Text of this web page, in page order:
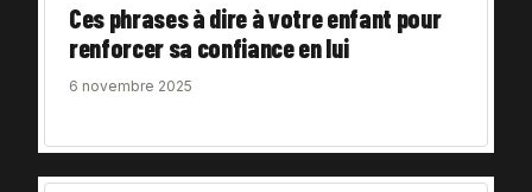
Ces phrases à dire à votre enfant pour
renforcer sa confiance en lui
6 novembre 2025